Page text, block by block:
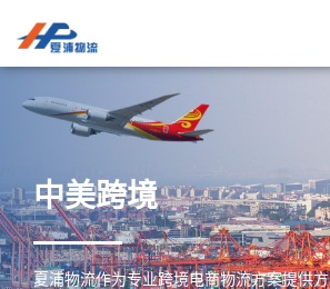
中美跨境
夏浦物流作为专业跨境电商物流方案提供方